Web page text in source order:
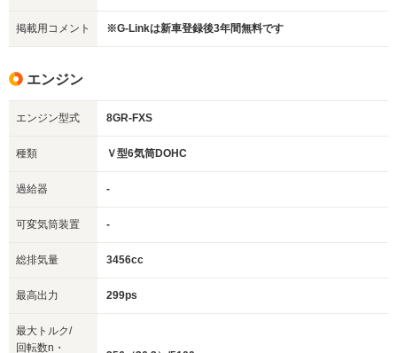
掲載用コメント ※G-Linkは新車登録後3年間無料です
エンジン
エンジン型式 8GR-FXS
種類 Ｖ型6気筒DOHC
過給器 -
可変気筒装置 -
総排気量 3456cc
最高出力 299ps
最大トルク/
回転数n・